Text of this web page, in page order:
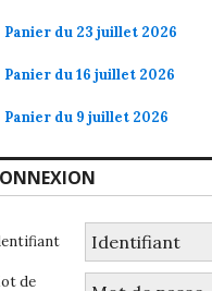
Panier du 23 juillet 2026
Panier du 16 juillet 2026
Panier du 9 juillet 2026
de